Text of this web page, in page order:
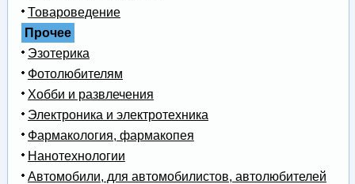
Товароведение
Прочее
Эзотерика
Фотолюбителям
Хобби и развлечения
Электроника и электротехника
Фармакология, фармакопея
Нанотехнологии
Автомобили, для автомобилистов, автолюбителей